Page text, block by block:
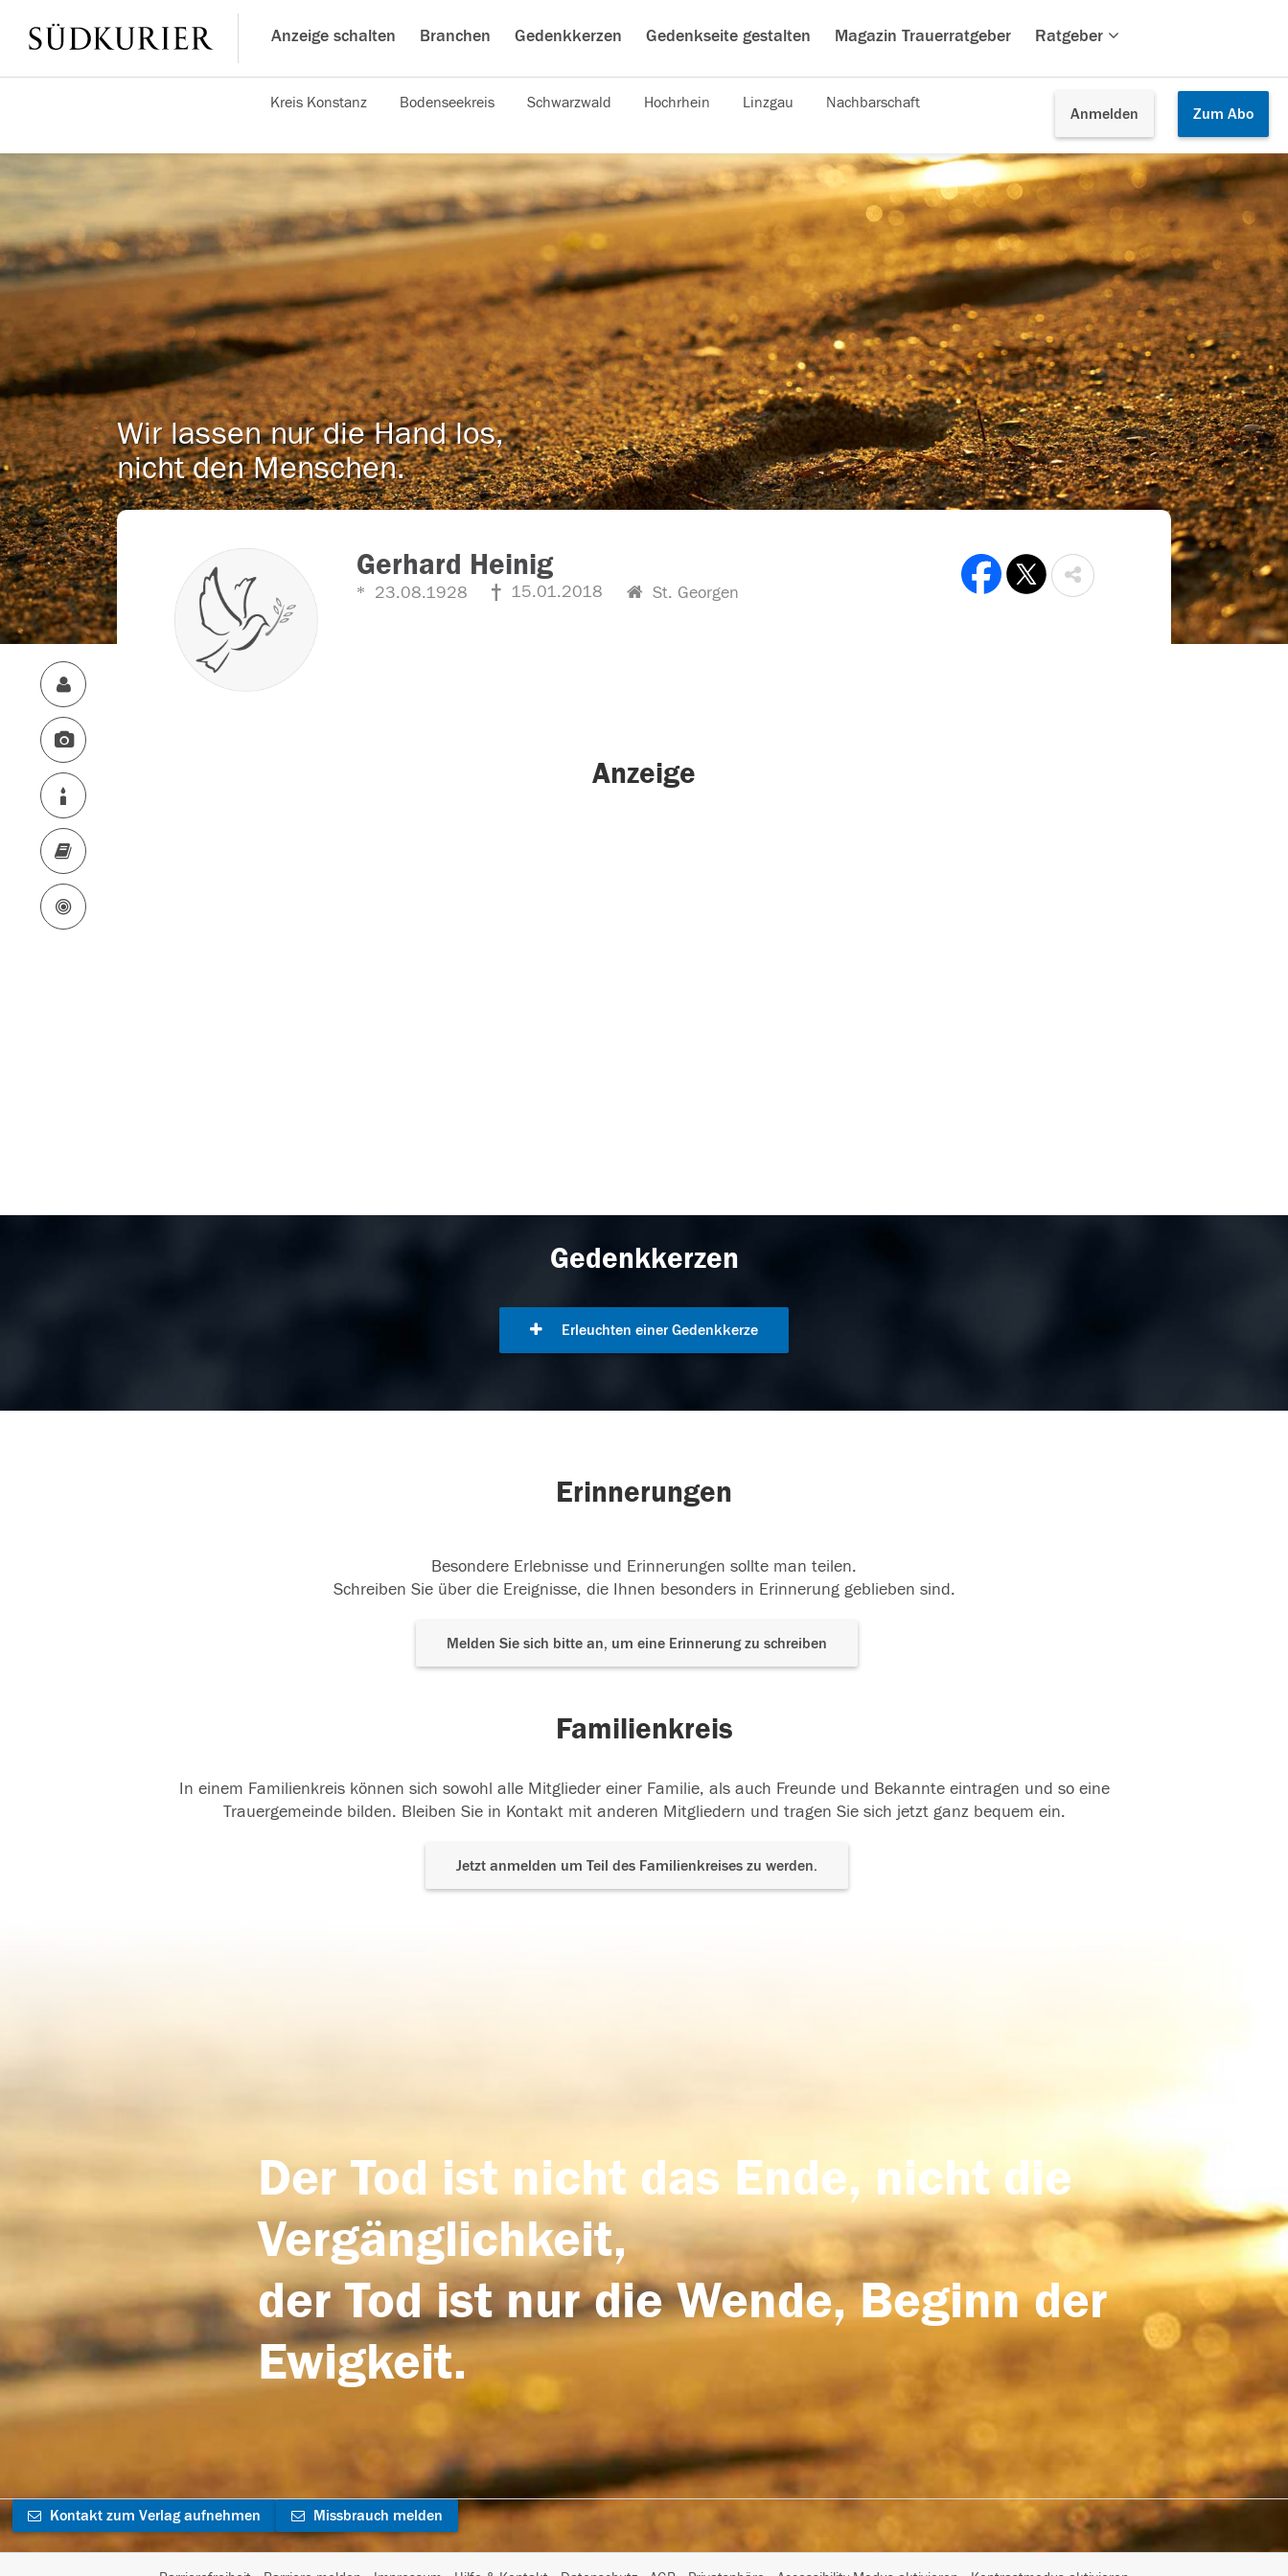
Anzeige schalten Branchen Gedenkkerzen Gedenkseite gestalten Magazin Trauerratgeber Ratgeber
Anmelden Zum Abo
Kreis Konstanz Bodenseekreis Schwarzwald Hochrhein Linzgau Nachbarschaft
Wir lassen nur die Hand los,
nicht den Menschen.
Gerhard Heinig
23.08.1928 15.01.2018 St. Georgen
Anzeige
Gedenkkerzen
Erleuchten einer Gedenkkerze
Erinnerungen
Besondere Erlebnisse und Erinnerungen sollte man teilen.
Schreiben Sie über die Ereignisse, die Ihnen besonders in Erinnerung geblieben sind.
Melden Sie sich bitte an, um eine Erinnerung zu schreiben
Familienkreis
In einem Familienkreis können sich sowohl alle Mitglieder einer Familie, als auch Freunde und Bekannte eintragen und so eine
Trauergemeinde bilden. Bleiben Sie in Kontakt mit anderen Mitgliedern und tragen Sie sich jetzt ganz bequem ein.
Jetzt anmelden um Teil des Familienkreises zu werden.
Der Tod ist nicht das Ende, nicht die
Vergänglichkeit,
der Tod ist nur die Wende, Beginn der
Ewigkeit.
Kontakt zum Verlag aufnehmen Missbrauch melden